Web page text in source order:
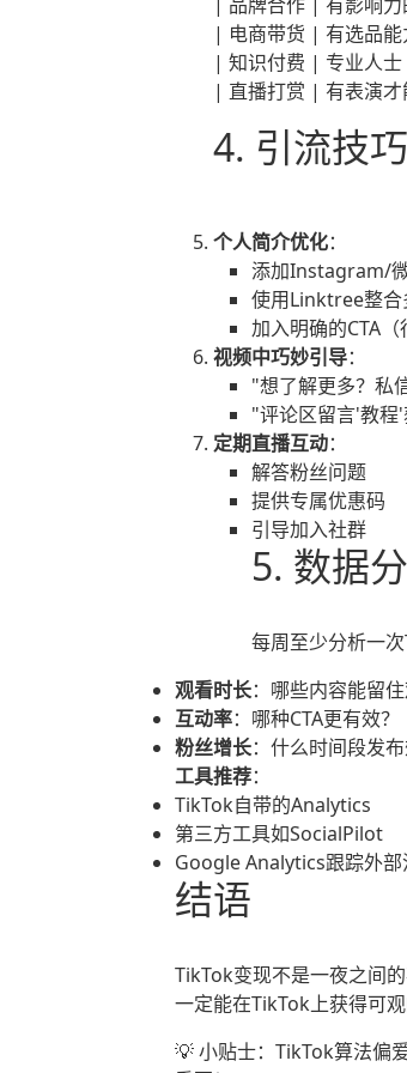
| 电商带货 | 有选
| 知识付费 | 专业
| 直播打赏 | 有表
4. 引流技
个人简介优化：
添加Instagram/
使用Linktree整合
加入明确的CTA（
视频中巧妙引导：
"想了解更多？私
"评论区留言'教程
定期直播互动：
解答粉丝问题
提供专属优惠码
引导加入社群
5. 数据
每周至少分析一次
观看时长：哪些内容能留住
互动率：哪种CTA更有效？
粉丝增长：什么时间段发布
工具推荐：
TikTok自带的Analytics
第三方工具如SocialPilot
Google Analytics跟踪外部
结语
TikTok变现不是一夜之间
一定能在TikTok上获得可观
💡 小贴士：TikTok算法偏